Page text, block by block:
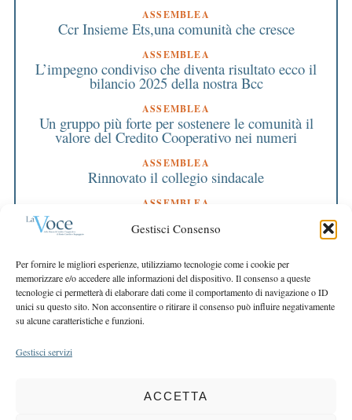
Gestisci Consenso
Per fornire le migliori esperienze, utilizziamo tecnologie come i cookie per
memorizzare e/o accedere alle informazioni del dispositivo. Il consenso a queste
tecnologie ci permetterà di elaborare dati come il comportamento di navigazione o ID
unici su questo sito. Non acconsentire o ritirare il consenso può influire negativamente
su alcune caratteristiche e funzioni.
Gestisci servizi
ACCETTA
ASSEMBLEA
Ccr Insieme Ets,una comunità che cresce
ASSEMBLEA
L’impegno condiviso che diventa risultato ecco il
bilancio 2025 della nostra Bcc
ASSEMBLEA
Un gruppo più forte per sostenere le comunità il
valore del Credito Cooperativo nei numeri
ASSEMBLEA
Rinnovato il collegio sindacale
ASSEMBLEA
Bilancio approvato all’unanimità e 2 milioni
destinati al territorio
EDITORIALE DIRETTORE
Crescere restando riconoscibili
EDITORIALE PRESIDENTE
Costruire futuro insieme
COPYRIGHT 2025 LA VOCE |PRIVACY